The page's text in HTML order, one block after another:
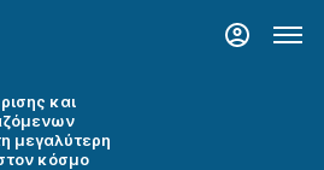
και
μεγαλύτερη
κόσμο